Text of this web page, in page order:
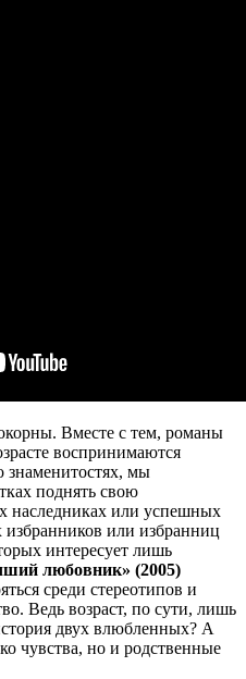
Вместе с тем, романы
воспринимаются
знаменитостях, мы
поднять свою
наследниках или успешных
или избранниц
интересует лишь
любовник» (2005)
среди стереотипов и
Ведь возраст, по сути, лишь
двух влюбленных? А
чувства, но и родственные